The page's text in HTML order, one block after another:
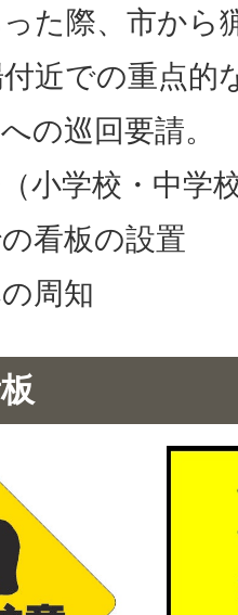
った際、市か
近での重点的
の巡回要請。
小学校・中学
看板の設置
周知